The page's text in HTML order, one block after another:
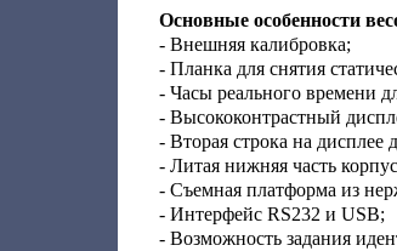
Основные особенности
- Внешняя калибровка;
- Планка для снятия
- Часы реального времени
- Высококонтрастный
- Вторая строка на дисплее
- Литая нижняя часть
- Съемная платформа из
- Интерфейс RS232 и USB;
- Возможность задания